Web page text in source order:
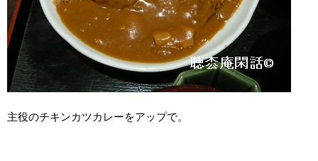
主役のチキンカツカレーをアップで。